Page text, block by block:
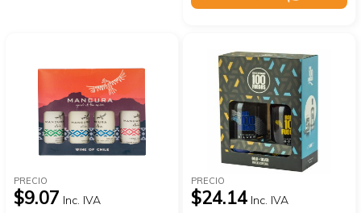
PRECIO
$9.07 Inc. IVA
PRECIO
$24.14 Inc. IVA